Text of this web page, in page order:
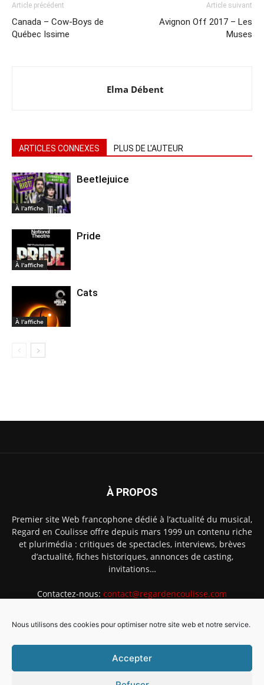
Nous utilisons des cookies pour optimiser notre site web et notre service.
Accepter
Article précédent
Canada – Cow-Boys de
Québec Issime
Article suivant
Avignon Off 2017 – Les
Muses
Elma Débent
ARTICLES CONNEXES PLUS DE L'AUTEUR
À l'affiche
Beetlejuice
À l'affiche
Pride
À l'affiche
Cats
À PROPOS
Premier site Web francophone dédié à l’actualité du musical,
Regard en Coulisse offre depuis mars 1999 un contenu riche
et plurimédia : critiques de spectacles, interviews, brèves
d’actualité, fiches historiques, annonces de casting,
invitations…
Contactez-nous: contact@regardencoulisse.com